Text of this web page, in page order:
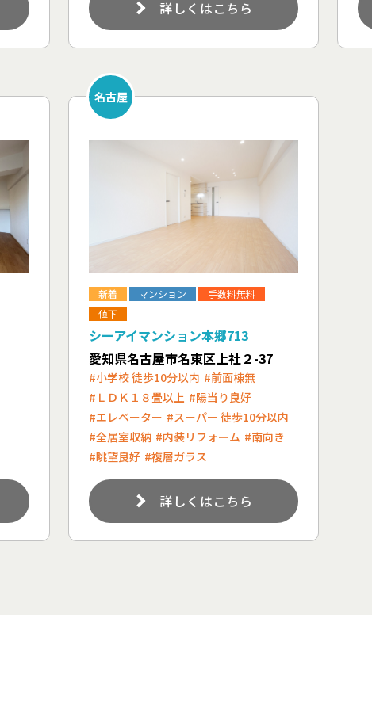
詳しくはこちら
名古屋
新着 マンション
手数料無料
値下
シーアイマンション本郷713
愛知県名古屋市名東区上社２-37
#小学校 徒歩10分以内 #前面棟無
#ＬＤＫ１８畳以上 #陽当り良好
#エレベーター #スーパー 徒歩10分以内
#全居室収納 #内装リフォーム #南向き
#眺望良好 #複層ガラス
詳しくはこちら